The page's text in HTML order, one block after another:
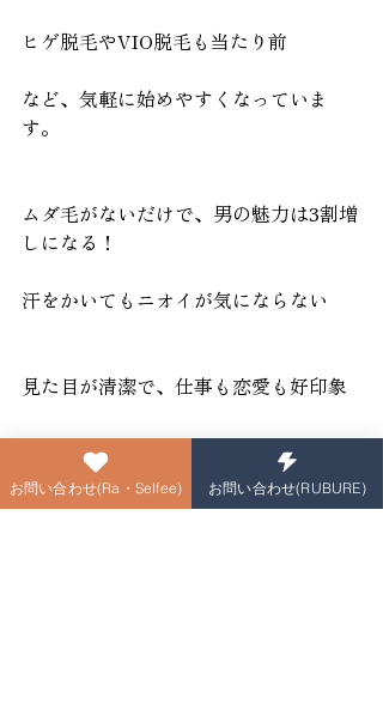
ヒゲ脱毛やVIO脱毛も当たり前
など、気軽に始めやすくなっていま
す。
ムダ毛がないだけで、男の魅力は3割増
しになる！
汗をかいてもニオイが気にならない
見た目が清潔で、仕事も恋愛も好印象
スキンケアや服選びが楽になる
お問い合わせ(Ra・Selfee) お問い合わせ(RUBURE)